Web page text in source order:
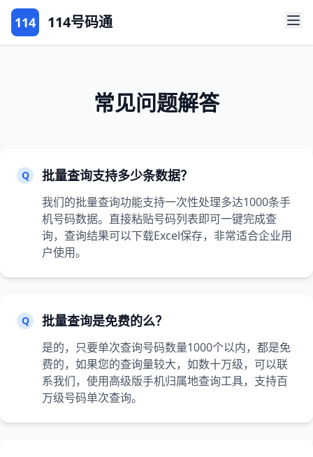
114 114号码通
常见问题解答
Q 批量查询支持多少条数据？
我们的批量查询功能支持一次性处理多达1000条手
机号码数据。直接粘贴号码列表即可一键完成查
询，查询结果可以下载Excel保存，非常适合企业用
户使用。
Q 批量查询是免费的么？
是的，只要单次查询号码数量1000个以内，都是免
费的，如果您的查询量较大，如数十万级，可以联
系我们，使用高级版手机归属地查询工具，支持百
万级号码单次查询。